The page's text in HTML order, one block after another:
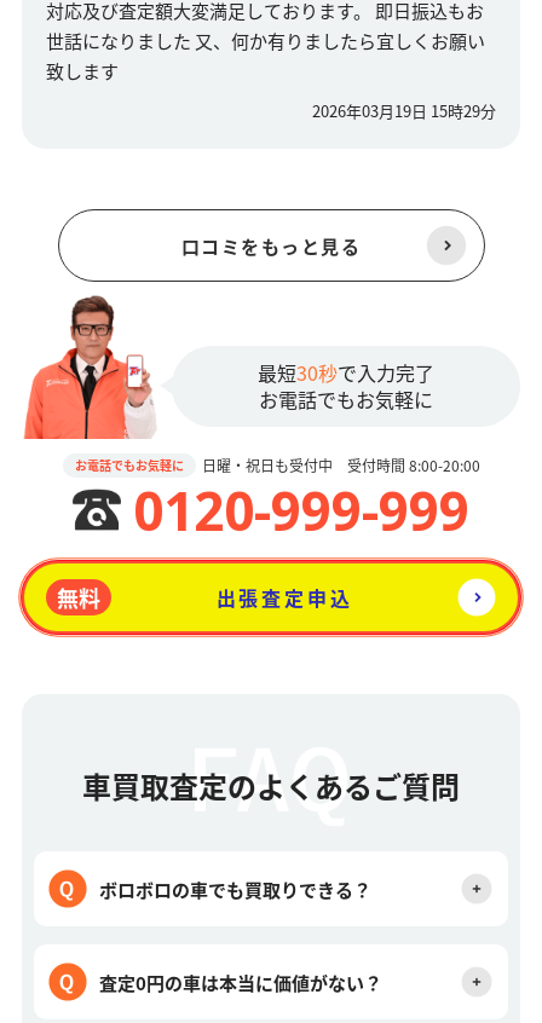
対応及び査定額大変満足しております。 即日振込もお
世話になりました 又、何か有りましたら宜しくお願い
致します
2026年03月19日 15時29分
口コミをもっと見る
最短30秒で入力完了
お電話でもお気軽に
お電話でもお気軽に 日曜・祝日も受付中 受付時間 8:00-20:00
0120-999-999
無料 出張査定申込
車買取査定のよくあるご質問
ボロボロの車でも買取りできる？
査定0円の車は本当に価値がない？